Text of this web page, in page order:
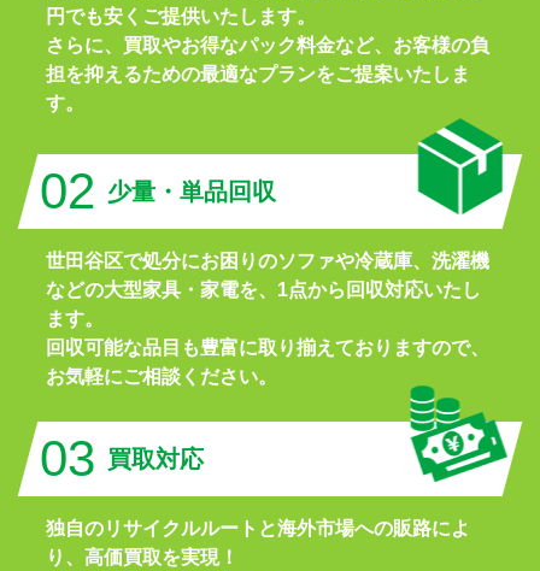
円でも安くご提供いたします。
さらに、買取やお得なパック料金など、お客様の負
担を抑えるための最適なプランをご提案いたしま
す。
02 少量・単品回収
世田谷区で処分にお困りのソファや冷蔵庫、洗濯機
などの大型家具・家電を、1点から回収対応いたし
ます。
回収可能な品目も豊富に取り揃えておりますので、
お気軽にご相談ください。
03 買取対応
独自のリサイクルルートと海外市場への販路によ
り、高価買取を実現！